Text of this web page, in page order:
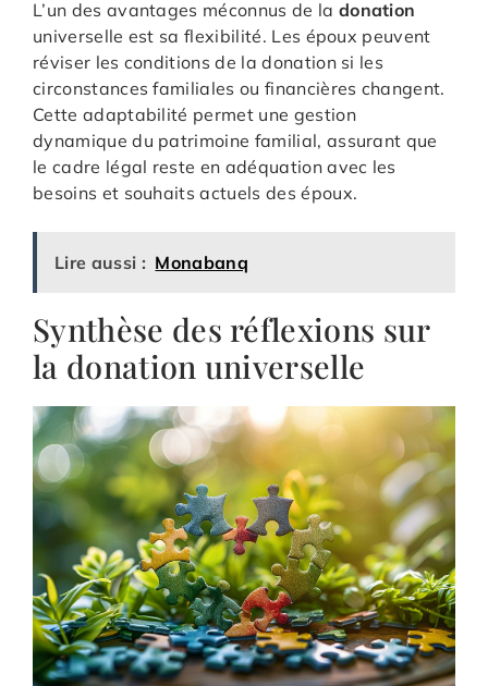
L’un des avantages méconnus de la donation
universelle est sa flexibilité. Les époux peuvent
réviser les conditions de la donation si les
circonstances familiales ou financières changent.
Cette adaptabilité permet une gestion
dynamique du patrimoine familial, assurant que
le cadre légal reste en adéquation avec les
besoins et souhaits actuels des époux.
Lire aussi : Monabanq
Synthèse des réflexions sur
la donation universelle